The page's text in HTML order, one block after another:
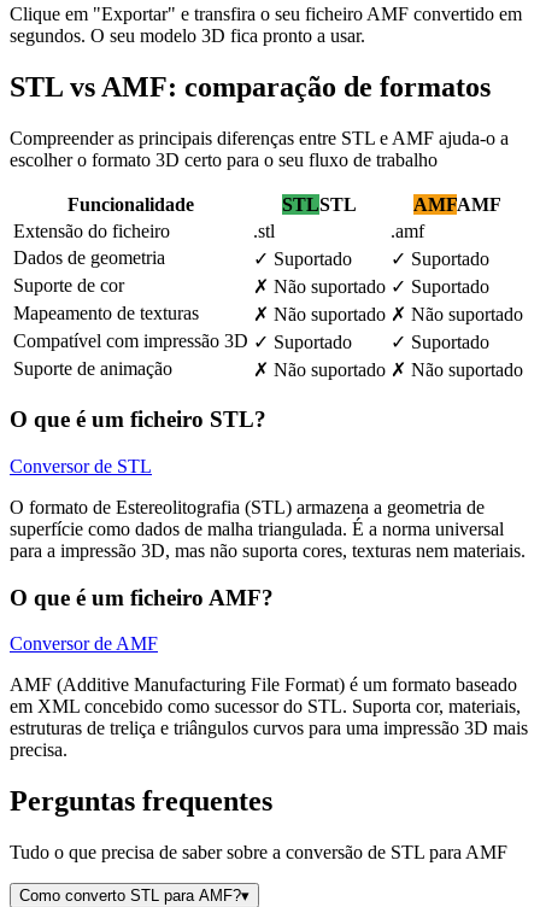
Clique em "Exportar" e transfira o seu ficheiro AMF convertido em
segundos. O seu modelo 3D fica pronto a usar.
STL vs AMF: comparação de formatos
Compreender as principais diferenças entre STL e AMF ajuda-o a
escolher o formato 3D certo para o seu fluxo de trabalho
Funcionalidade STLSTL AMFAMF
Extensão do ficheiro
.stl
.amf
Dados de geometria
✓ Suportado ✓ Suportado
Suporte de cor
✗ Não suportado ✓ Suportado
Mapeamento de texturas
✗ Não suportado ✗ Não suportado
Compatível com impressão 3D ✓ Suportado ✓ Suportado
Suporte de animação
✗ Não suportado ✗ Não suportado
O que é um ficheiro STL?
Conversor de STL
O formato de Estereolitografia (STL) armazena a geometria de
superfície como dados de malha triangulada. É a norma universal
para a impressão 3D, mas não suporta cores, texturas nem materiais.
O que é um ficheiro AMF?
Conversor de AMF
AMF (Additive Manufacturing File Format) é um formato baseado
em XML concebido como sucessor do STL. Suporta cor, materiais,
estruturas de treliça e triângulos curvos para uma impressão 3D mais
precisa.
Perguntas frequentes
Tudo o que precisa de saber sobre a conversão de STL para AMF
Como converto STL para AMF?▾